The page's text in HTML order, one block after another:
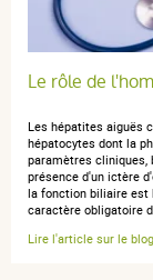
02 juillet 2022
5 / 5
Bon produit,
anonymous a.
juin 2021
Le rôle de
Les hépatites aiguës
hépatocytes dont la
paramètres cliniques,
présence d'un ictère
la fonction biliaire est
caractère obligatoire
Lire l'article sur le blog